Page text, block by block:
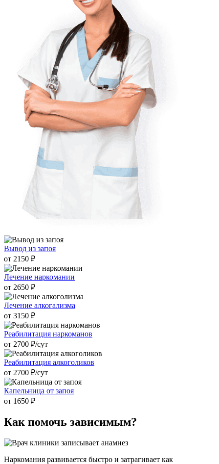
Вывод из запоя
от 2150 ₽
Лечение наркомании
от 2650 ₽
Лечение алкогализма
от 3150 ₽
Реабилитация наркоманов
от 2700 ₽/cут
Реабилитация алкоголиков
от 2700 ₽/cут
Капельница от запоя
от 1650 ₽
Как помочь зависимым?
Наркомания развивается быстро и затрагивает как